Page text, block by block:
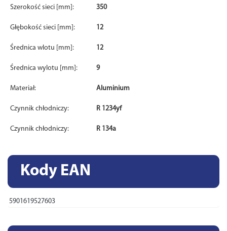
Szerokość sieci [mm]: 350
Głębokość sieci [mm]: 12
Średnica wlotu [mm]: 12
Średnica wylotu [mm]: 9
Materiał: Aluminium
Czynnik chłodniczy: R 1234yf
Czynnik chłodniczy: R 134a
Kody EAN
5901619527603